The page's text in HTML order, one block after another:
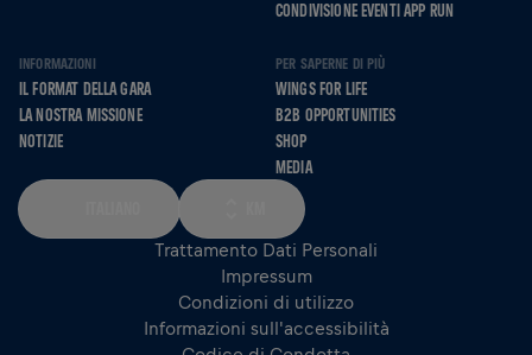
CONDIVISIONE EVENTI APP RUN
INFORMAZIONI
IL FORMAT DELLA GARA
LA NOSTRA MISSIONE
NOTIZIE
PER SAPERNE DI PIÙ
WINGS FOR LIFE
B2B OPPORTUNITIES
SHOP
MEDIA
Trattamento Dati Personali
Impressum
Condizioni di utilizzo
Informazioni sull'accessibilità